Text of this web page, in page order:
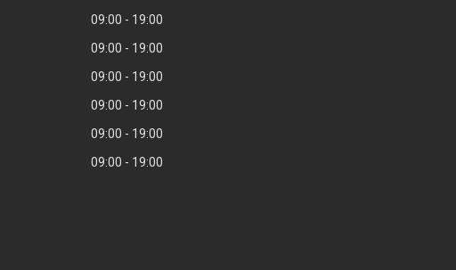
09:00
19:00
09:00
19:00
09:00
19:00
09:00
19:00
09:00
19:00
09:00 19:00